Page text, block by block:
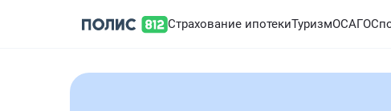
Страхование ипотекиТуризмОСАГО